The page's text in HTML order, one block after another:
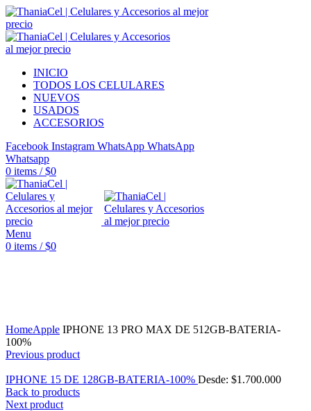
INICIO
TODOS LOS CELULARES
NUEVOS
USADOS
ACCESORIOS
Facebook Instagram WhatsApp WhatsApp
Whatsapp
0 items / $0
Menu
0 items / $0
HomeApple IPHONE 13 PRO MAX DE 512GB-BATERIA-
100%
Previous product
IPHONE 15 DE 128GB-BATERIA-100% Desde: $1.700.000
Back to products
Next product